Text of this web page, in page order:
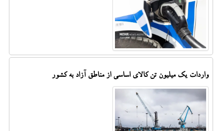
واردات یک میلیون تن کالای اساسی از مناطق آزاد به کشور